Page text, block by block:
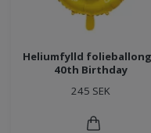
Heliumfylld
40th Birthday
245 SEK